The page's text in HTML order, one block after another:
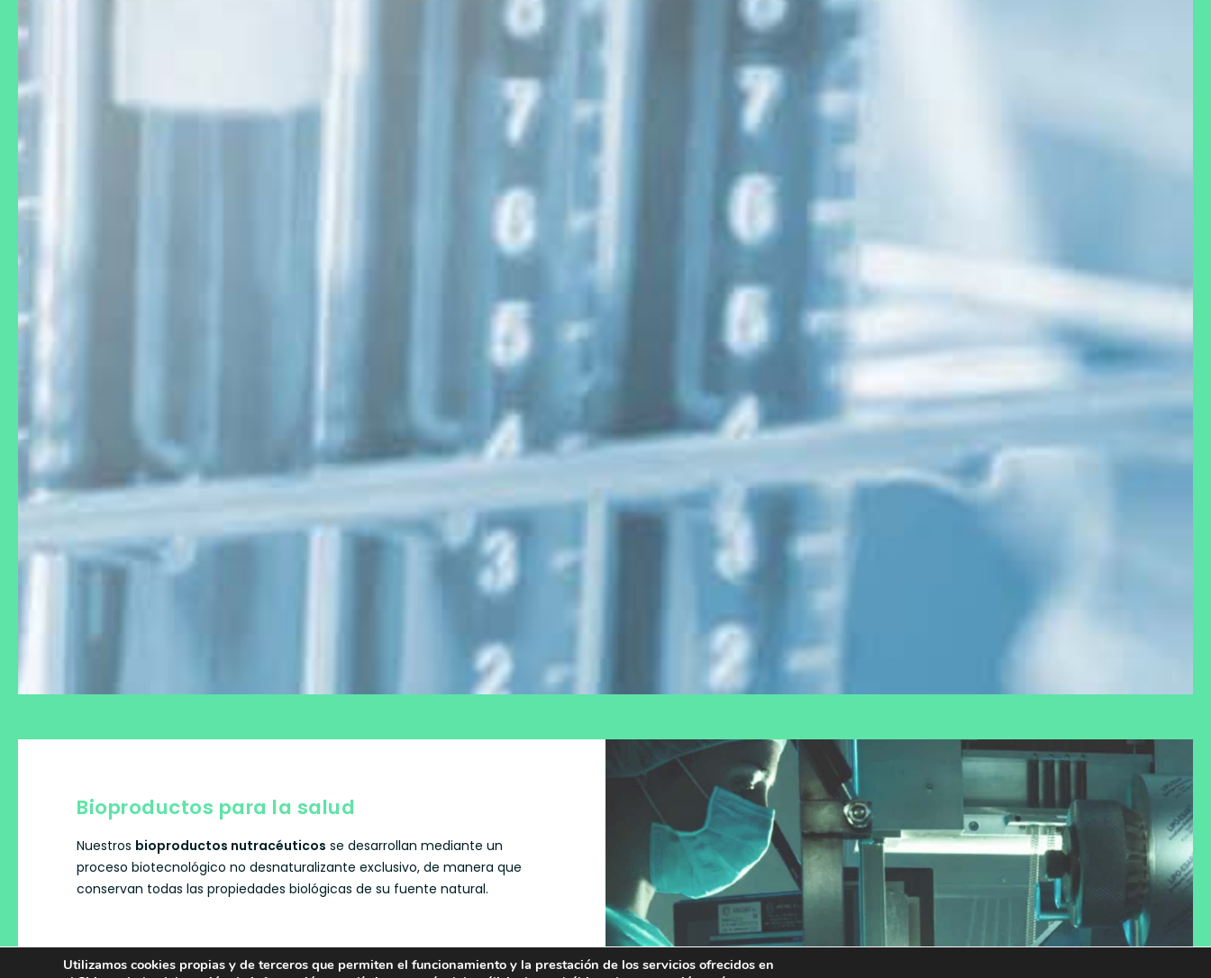
Bioproductos para la salud
Nuestros bioproductos nutracéuticos se desarrollan mediante un
proceso biotecnológico no desnaturalizante exclusivo, de manera que
conservan todas las propiedades biológicas de su fuente natural.
Los bioproductos de Ebiotec derivan de especies marinas
(LIPOFISINAS Y
Utilizamos cookies propias y de terceros que permiten el funcionamiento y la prestación de los servicios ofrecidos en